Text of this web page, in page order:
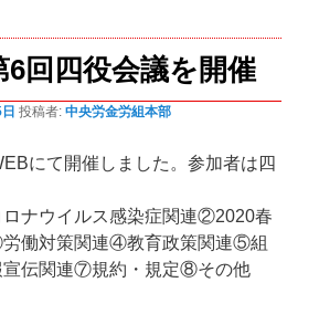
6回四役会議を開催
投稿者:中央労金労組本部
にて開催しました。参加者は四
ナウイルス感染症関連②2020春
働対策関連④教育政策関連⑤組
伝関連⑦規約・規定⑧その他